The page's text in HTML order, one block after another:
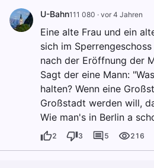
U-Bahn111 080 · vor 4 Jahren
Eine alte Frau und ein
sich im
nach der Eröffnung der
Sagt der eine Mann:
halten? Wenn eine
Großstadt werden will,
Wie man's in Berlin a
2 3 5 216